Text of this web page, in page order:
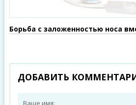
Борьба с заложенностью носа
ДОБАВИТЬ